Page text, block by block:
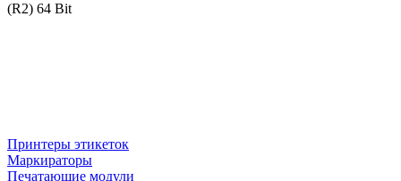
(R2) 64 Bit
Принтеры этикеток
Маркираторы
Печатающие модули